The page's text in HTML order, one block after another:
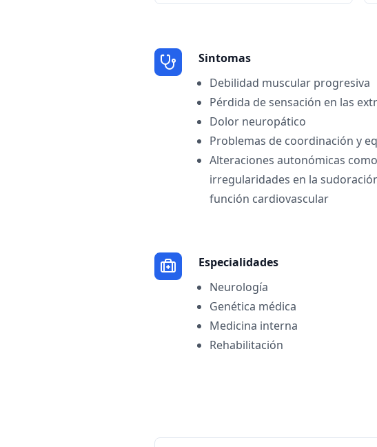
Sintomas
Debilidad muscular progresiva
Pérdida de sensación en las
Dolor neuropático
Problemas de coordinación y
Alteraciones autonómicas como
irregularidades en la
función cardiovascular
Especialidades
Neurología
Genética médica
Medicina interna
Rehabilitación